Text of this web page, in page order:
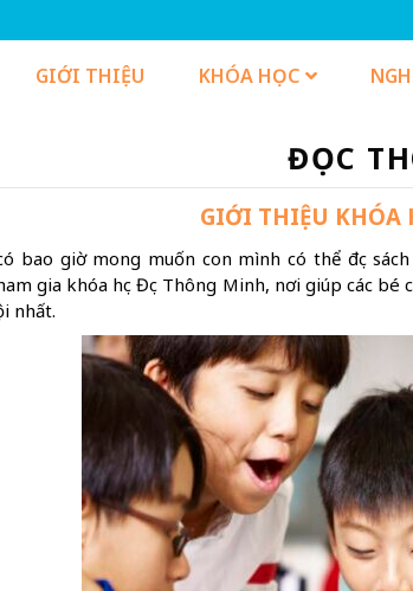
GIỚI THIỆU KHÓA HỌC
ĐỌC
GIỚI THIỆU KHÓA
bao giờ mong muốn con mình có thể đọc
gia khóa học Đọc Thông Minh, nơi giúp các
nhất.